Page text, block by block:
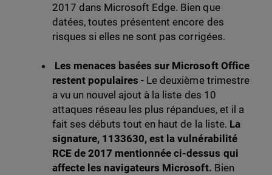
2017 dans Microsoft Edge. Bien que
datées, toutes présentent encore des
risques si elles ne sont pas corrigées.
Les menaces basées sur Microsoft Office
restent populaires - Le deuxième trimestre
a vu un nouvel ajout à la liste des 10
attaques réseau les plus répandues, et il a
fait ses débuts tout en haut de la liste. La
signature, 1133630, est la vulnérabilité
RCE de 2017 mentionnée ci-dessus qui
affecte les navigateurs Microsoft. Bien